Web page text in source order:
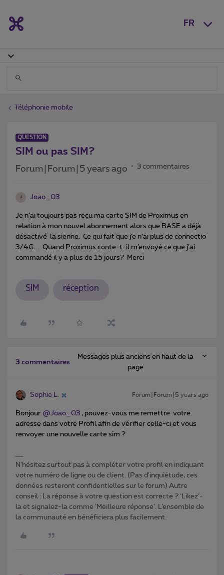
FR
Téléphonie mobile
QUESTION
SIM ou pas SIM?
Forum|Forum|5 years ago 3 commentaires
J Joao_03
Je n’ai toujours pas reçu ma carte SIM de Proximus en
relation à mon nouvel abonnement alors que BASE a déjà
désactivé la sienne. Ce qui fait que j’e n’ai plus de connectio
3/4G…. Quand Proximus conte-t-il m’envoyé ce que j’ai
commandé il y a plus de 15 jours? Merci
SIM réception
3 commentaires
Messages plus anciens en haut de la
page
Sophie L. Forum|Forum|5 years ago
Bonjour @Joao_03 , pouvez-vous me remettre votre
adresse dans votre Profil afin de vérifier celle-ci et vous
renvoyer une nouvelle carte sim ?
N'hésitez surtout pas à compléter votre profil en indiquant
votre numéro de ligne ou de client. (Pas d'inquiétude, ces
données resteront confidentielles sur le forum) Autre
conseil : La réponse à votre question est correcte ? ‘Likez’-
la et signalez-la comme ‘Meilleure réponse’. L’ensemble de
la communauté en bénéficiera plus facilement.